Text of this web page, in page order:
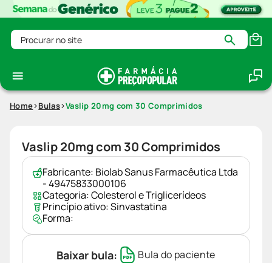
Procurar no site
Home Bulas Vaslip 20mg com 30 Comprimidos
Vaslip 20mg com 30 Comprimidos
Fabricante: Biolab Sanus Farmacêutica Ltda
- 49475833000106
Categoria:Colesterol e Triglicerídeos
Princípio ativo:Sinvastatina
Forma:
Baixar bula: Bula do paciente